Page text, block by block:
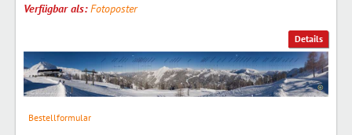
Details
Verfügbar als:Fotoposter
Bestellformular